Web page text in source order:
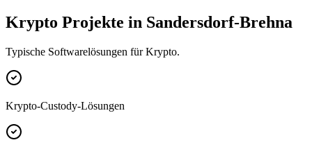
Krypto Projekte in Sandersdorf-Brehna
Typische Softwarelösungen für Krypto.
Krypto-Custody-Lösungen